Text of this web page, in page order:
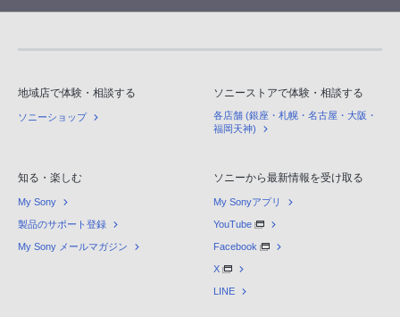
地域店で体験・相談する
ソニーショップ
ソニーストアで体験・相談する
各店舗 (銀座・札幌・名古屋・大阪・
福岡天神)
知る・楽しむ
My Sony
製品のサポート登録
My Sony メールマガジン
ソニーから最新情報を受け取る
My Sonyアプリ
YouTube
Facebook
X
LINE